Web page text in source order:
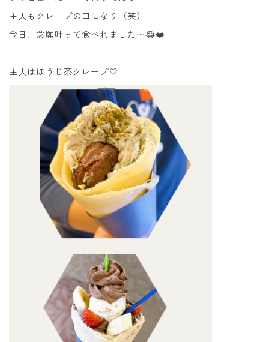
主人もクレープの口になり（笑）
今日、念願叶って食べれました〜😂❤️
主人はほうじ茶クレープ🤍